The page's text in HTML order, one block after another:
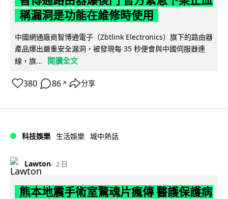
稱漏洞是功能在維修時使用
中國網通廠商智博通電子（Zbtlink Electronics）旗下的路由器
產品爆出嚴重安全漏洞，被發現每 35 秒便會與中國伺服器連
線，旗...
閱讀全文
380 86 ↗ 分享
科技娛樂 生活娛樂 城中熱話
Lawton 2 日
熊本地震手術室驚魂片瘋傳 醫護保護病